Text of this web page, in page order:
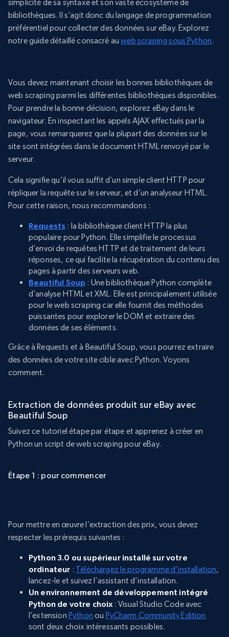
simplicité de sa syntaxe et son vaste écosystème de
bibliothèques. Il s’agit donc du langage de programmation
préférentiel pour collecter des données sur eBay. Explorez
notre guide détaillé consacré auweb scraping sous Python.
Vous devez maintenant choisir les bonnes bibliothèques de
web scraping parmi les différentes bibliothèques disponibles.
Pour prendre la bonne décision, explorez eBay dans le
navigateur. En inspectant les appels AJAX effectués par la
page, vous remarquerez que la plupart des données sur le
site sont intégrées dans le document HTML renvoyé par le
serveur.
Cela signifie qu’il vous suffit d’un simple client HTTP pour
répliquer la requête sur le serveur, et d’un analyseur HTML.
Pour cette raison, nous recommandons :
Requests : la bibliothèque client HTTP la plus
populaire pour Python. Elle simplifie le processus
d’envoi de requêtes HTTP et de traitement de leurs
réponses, ce qui facilite la récupération du contenu des
pages à partir des serveurs web.
Beautiful Soup : Une bibliothèque Python complète
d’analyse HTML et XML. Elle est principalement utilisée
pour le web scraping car elle fournit des méthodes
puissantes pour explorer le DOM et extraire des
données de ses éléments.
Grâce à Requests et à Beautiful Soup, vous pourrez extraire
des données de votre site cible avec Python. Voyons
comment.
Extraction de données produit sur eBay avec
Beautiful Soup
Suivez ce tutoriel étape par étape et apprenez à créer en
Python un script de web scraping pour eBay.
Étape 1 : pour commencer
Pour mettre en œuvre l’extraction des prix, vous devez
respecter les prérequis suivantes :
Python 3.0 ou supérieur installé sur votre
ordinateur : Téléchargez le programme d’installation,
lancez-le et suivez l’assistant d’installation.
Un environnement de développement intégré
Python de votre choix: Visual Studio Code avec
l’extension Python ou PyCharm Community Edition
sont deux choix intéressants possibles.